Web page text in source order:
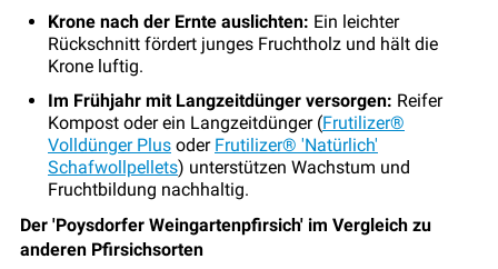
Krone nach der Ernte auslichten: Ein leichter
Rückschnitt fördert junges Fruchtholz und hält die
Krone luftig.
Im Frühjahr mit Langzeitdünger versorgen: Reifer
Kompost oder ein Langzeitdünger (Frutilizer®
Volldünger Plus oder Frutilizer® 'Natürlich'
Schafwollpellets) unterstützen Wachstum und
Fruchtbildung nachhaltig.
Der 'Poysdorfer Weingartenpfirsich' im Vergleich zu
anderen Pfirsichsorten